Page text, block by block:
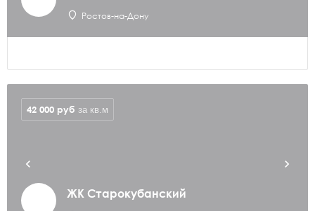
Ростов-на-Дону
ЖК Старокубанский
42 000 руб за кв.м